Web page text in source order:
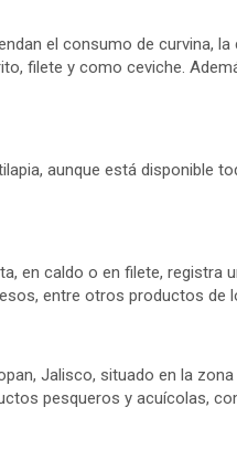
el consumo de curvina, la
filete y como ceviche.
aunque está disponible
en caldo o en filete, registra
entre otros productos de
Jalisco, situado en la
pesqueros y acuícolas,